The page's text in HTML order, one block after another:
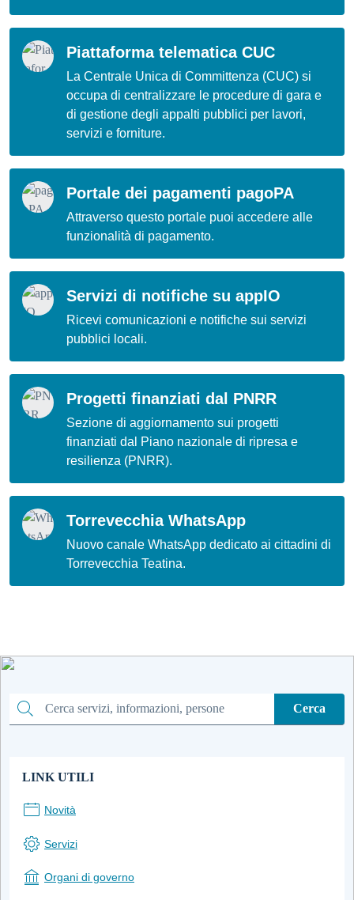
Piattaforma telematica CUC
La Centrale Unica di Committenza (CUC) si
occupa di centralizzare le procedure di gara e
di gestione degli appalti pubblici per lavori,
servizi e forniture.
Portale dei pagamenti pagoPA
Attraverso questo portale puoi accedere alle
funzionalità di pagamento.
Servizi di notifiche su appIO
Ricevi comunicazioni e notifiche sui servizi
pubblici locali.
Progetti finanziati dal PNRR
Sezione di aggiornamento sui progetti
finanziati dal Piano nazionale di ripresa e
resilienza (PNRR).
Torrevecchia WhatsApp
Nuovo canale WhatsApp dedicato ai cittadini di
Torrevecchia Teatina.
Cerca
Cerca
LINK UTILI
Novità
Servizi
Organi di governo